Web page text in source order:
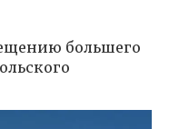
большего